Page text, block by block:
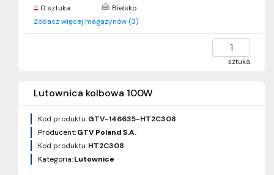
0 sztuka
Bielsko
Zobacz więcej magazynów (3)
sztuka
Lutownica kolbowa 100W
Kod produktu:GTV-146635-HT2C308
Producent:GTV Poland S.A.
Kod produktu:HT2C308
Kategoria:Lutownice